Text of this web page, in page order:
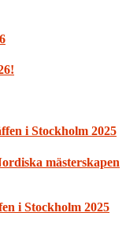
i Stockholm 2025
mästerskapen
i Stockholm 2025